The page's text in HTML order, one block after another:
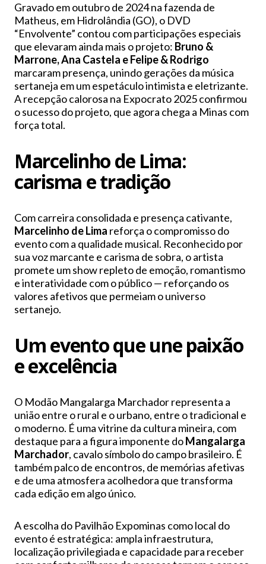
Gravado em outubro de 2024 na fazenda de
Matheus, em Hidrolândia (GO), o DVD
“Envolvente” contou com participações especiais
que elevaram ainda mais o projeto: Bruno &
Marrone, Ana Castela e Felipe & Rodrigo
marcaram presença, unindo gerações da música
sertaneja em um espetáculo intimista e eletrizante.
A recepção calorosa na Expocrato 2025 confirmou
o sucesso do projeto, que agora chega a Minas com
força total.
Marcelinho de Lima:
carisma e tradição
Com carreira consolidada e presença cativante,
Marcelinho de Lima reforça o compromisso do
evento com a qualidade musical. Reconhecido por
sua voz marcante e carisma de sobra, o artista
promete um show repleto de emoção, romantismo
e interatividade com o público — reforçando os
valores afetivos que permeiam o universo
sertanejo.
Um evento que une paixão
e excelência
O Modão Mangalarga Marchador representa a
união entre o rural e o urbano, entre o tradicional e
o moderno. É uma vitrine da cultura mineira, com
destaque para a figura imponente doMangalarga
Marchador, cavalo símbolo do campo brasileiro. É
também palco de encontros, de memórias afetivas
e de uma atmosfera acolhedora que transforma
cada edição em algo único.
A escolha do Pavilhão Expominas como local do
evento é estratégica: ampla infraestrutura,
localização privilegiada e capacidade para receber